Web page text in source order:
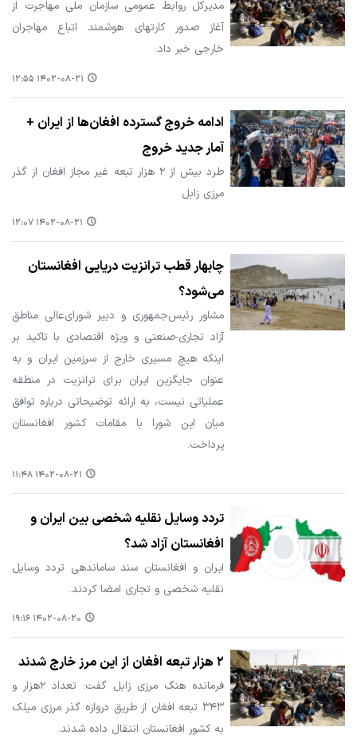
مدیرکل روابط عمومی سازمان ملی مهاجرت از
آغاز صدور کارتهای هوشمند اتباع ‌مهاجران
خارجی خبر داد.
۱۴۰۲-۰۸-۲۱ ۱۲:۵۵
ادامه خروج گسترده افغان‌ها از ایران +
آمار جدید خروج
طرد بیش از ۲ هزار تبعه غیر مجاز افغان از گذر
مرزی زابل
۱۴۰۲-۰۸-۲۱ ۱۲:۰۷
چابهار قطب ترانزیت دریایی افغانستان
می‌شود؟
مشاور رئیس‌جمهوری و دبیر شورای‌عالی مناطق
آزاد تجاری-صنعتی و ویژه اقتصادی با تاکید بر
اینکه هیچ مسیری خارج از سرزمین ایران و به
عنوان جایگزین ایران برای ترانزیت در منطقه
عملیاتی نیست، به ارائه توضیحاتی درباره توافق
میان این شورا با مقامات کشور افغانستان
پرداخت.
۱۴۰۲-۰۸-۲۱ ۱۱:۴۸
تردد وسایل نقلیه شخصی بین ایران و
افغانستان آزاد شد؟
ایران و افغانستان سند ساماندهی تردد وسایل
نقلیه شخصی و تجاری امضا کردند.
۱۴۰۲-۰۸-۲۰ ۱۹:۱۶
۲ هزار تبعه افغان از این مرز خارج شدند
فرمانده هنگ مرزی زابل گفت: تعداد ۲هزار و
۳۴۳ تبعه افغان از طریق دروازه گذر مرزی میلک
به کشور افغانستان انتقال داده شدند.